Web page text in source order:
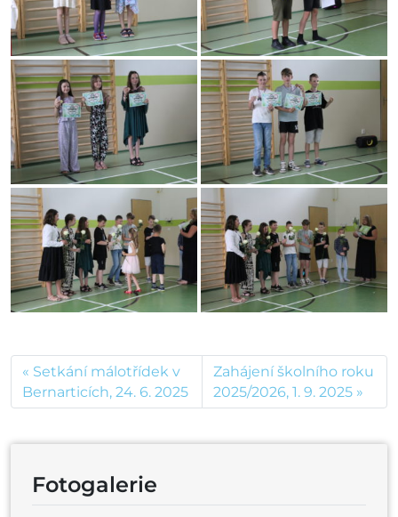
Setkání málotřídek v
Bernarticích, 24. 6. 2025
Zahájení školního roku
2025/2026, 1. 9. 2025
Fotogalerie